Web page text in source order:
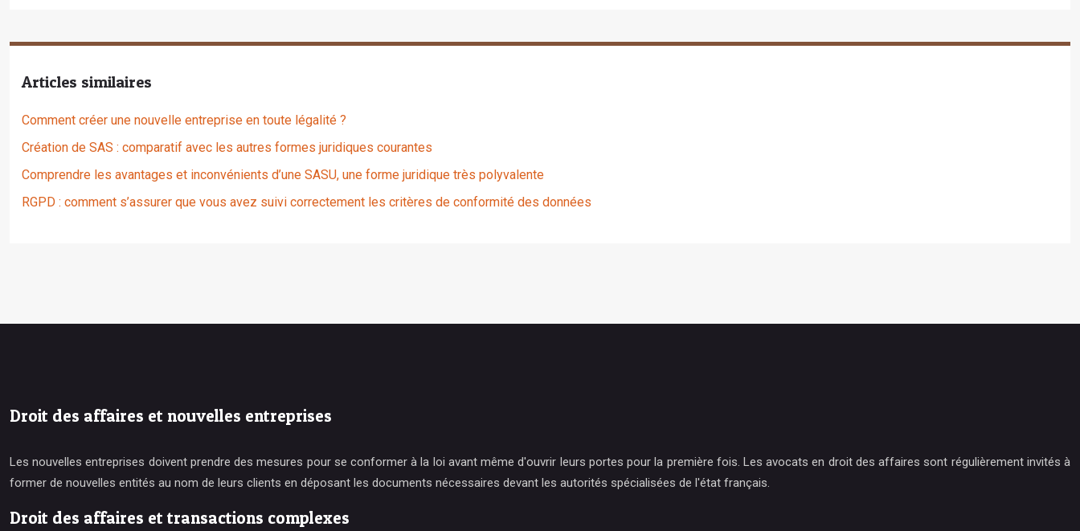
Articles similaires
Comment créer une nouvelle entreprise en toute légalité ?
Création de SAS : comparatif avec les autres formes juridiques courantes
Comprendre les avantages et inconvénients d’une SASU, une forme juridique très polyvalente
RGPD : comment s’assurer que vous avez suivi correctement les critères de conformité des données
Droit des affaires et nouvelles entreprises
Les nouvelles entreprises doivent prendre des mesures pour se conformer à la loi avant même d'ouvrir leurs portes pour la première fois. Les avocats en droit des affaires sont régulièrement invités à
former de nouvelles entités au nom de leurs clients en déposant les documents nécessaires devant les autorités spécialisées de l'état français.
Droit des affaires et transactions complexes